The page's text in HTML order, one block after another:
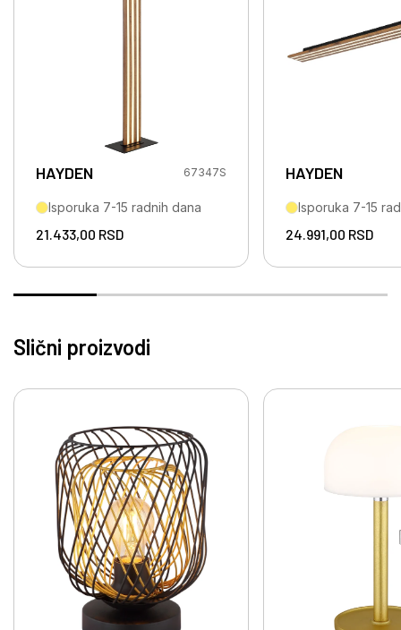
HAYDEN 67347S
Isporuka 7-15 radnih dana
21.433,00 RSD
HAYDEN
Isporuka 7-15
24.991,00 RSD
Slični proizvodi